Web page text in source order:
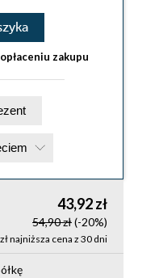
zakupu
prezent
43,92 zł
54,90 zł(-20%)
najniższa cena z 30 dni